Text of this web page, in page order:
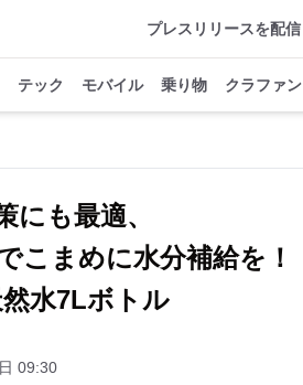
プレスリリースを配信
テック モバイル 乗り物 クラファン
にも最適、
こまめに水分補給を！
水7Lボトル
09:30